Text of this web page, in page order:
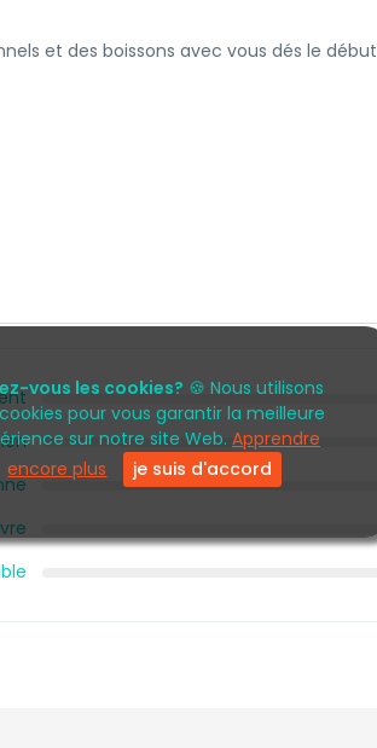
vous les cookies? 🍪 Nous utilisons
pour vous garantir la meilleure
sur notre site Web. Apprendre
encore plus
je suis d'accord
et des boissons avec vous dés le début